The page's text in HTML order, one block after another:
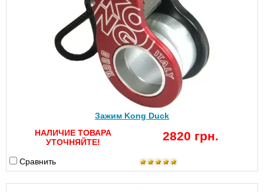
Зажим Kong Duck
НАЛИЧИЕ ТОВАРА
УТОЧНЯЙТЕ!
2820 грн.
Сравнить